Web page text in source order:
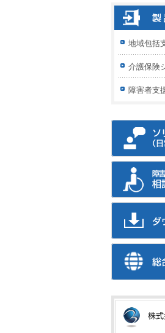
地域包括
介護保険
障害者支